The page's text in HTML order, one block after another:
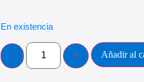
En existencia
Añadir al